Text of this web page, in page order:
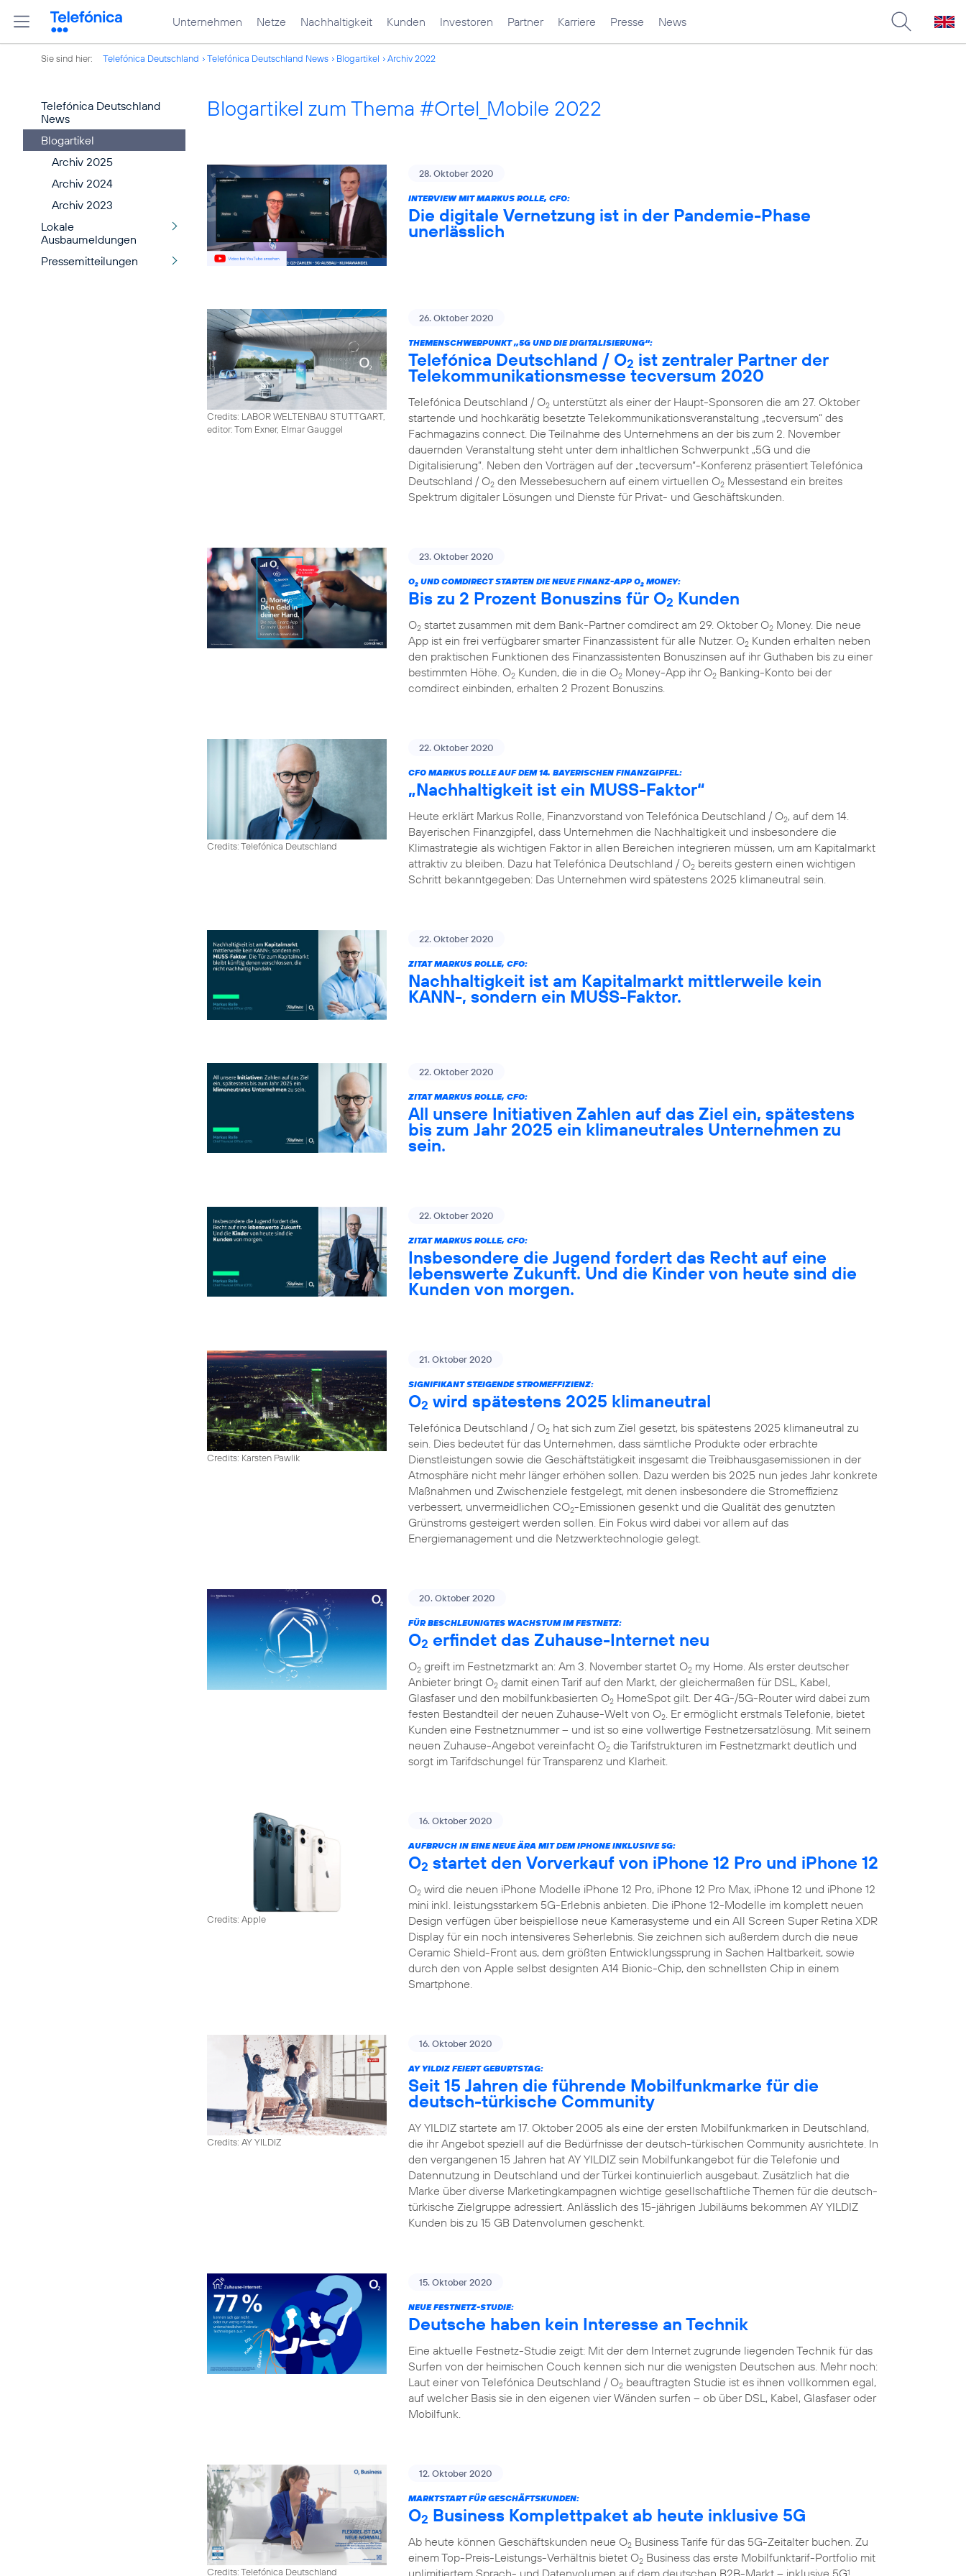
Unternehmen Netze Nachhaltigkeit Kunden Investoren Partner Karriere Presse News
Sie sind hier: Telefónica Deutschland Telefónica Deutschland News Blogartikel Archiv 2022
Telefónica Deutschland
News
Blogartikel
Archiv 2025
Archiv 2024
Archiv 2023
Lokale
Ausbaumeldungen
Pressemitteilungen
Blogartikel zum Thema #Ortel_Mobile 2022
28. Oktober 2020
INTERVIEW MIT MARKUS ROLLE, CFO:
Die digitale Vernetzung ist in der Pandemie-Phase
unerlässlich
Credits: LABOR WELTENBAU STUTTGART,
editor: Tom Exner, Elmar Gauggel
26. Oktober 2020
THEMENSCHWERPUNKT „5G UND DIE DIGITALISIERUNG“:
Telefónica Deutschland / O2 ist zentraler Partner der
Telekommunikationsmesse tecversum 2020
Telefónica Deutschland / O2 unterstützt als einer der Haupt-Sponsoren die am 27. Oktober
startende und hochkarätig besetzte Telekommunikationsveranstaltung „tecversum“ des
Fachmagazins connect. Die Teilnahme des Unternehmens an der bis zum 2. November
dauernden Veranstaltung steht unter dem inhaltlichen Schwerpunkt „5G und die
Digitalisierung“. Neben den Vorträgen auf der „tecversum“-Konferenz präsentiert Telefónica
Deutschland / O2 den Messebesuchern auf einem virtuellen O2 Messestand ein breites
Spektrum digitaler Lösungen und Dienste für Privat- und Geschäftskunden.
23. Oktober 2020
O2 UND COMDIRECT STARTEN DIE NEUE FINANZ-APP O2 MONEY:
Bis zu 2 Prozent Bonuszins für O2 Kunden
O2 startet zusammen mit dem Bank-Partner comdirect am 29. Oktober O2 Money. Die neue
App ist ein frei verfügbarer smarter Finanzassistent für alle Nutzer. O2 Kunden erhalten neben
den praktischen Funktionen des Finanzassistenten Bonuszinsen auf ihr Guthaben bis zu einer
bestimmten Höhe. O2 Kunden, die in die O2 Money-App ihr O2 Banking-Konto bei der
comdirect einbinden, erhalten 2 Prozent Bonuszins.
Credits: Telefónica Deutschland
22. Oktober 2020
CFO MARKUS ROLLE AUF DEM 14. BAYERISCHEN FINANZGIPFEL:
„Nachhaltigkeit ist ein MUSS-Faktor“
Heute erklärt Markus Rolle, Finanzvorstand von Telefónica Deutschland / O2, auf dem 14.
Bayerischen Finanzgipfel, dass Unternehmen die Nachhaltigkeit und insbesondere die
Klimastrategie als wichtigen Faktor in allen Bereichen integrieren müssen, um am Kapitalmarkt
attraktiv zu bleiben. Dazu hat Telefónica Deutschland / O2 bereits gestern einen wichtigen
Schritt bekanntgegeben: Das Unternehmen wird spätestens 2025 klimaneutral sein.
22. Oktober 2020
ZITAT MARKUS ROLLE, CFO:
Nachhaltigkeit ist am Kapitalmarkt mittlerweile kein
KANN-, sondern ein MUSS-Faktor.
22. Oktober 2020
ZITAT MARKUS ROLLE, CFO:
All unsere Initiativen Zahlen auf das Ziel ein, spätestens
bis zum Jahr 2025 ein klimaneutrales Unternehmen zu
sein.
22. Oktober 2020
ZITAT MARKUS ROLLE, CFO:
Insbesondere die Jugend fordert das Recht auf eine
lebenswerte Zukunft. Und die Kinder von heute sind die
Kunden von morgen.
Credits: Karsten Pawlik
21. Oktober 2020
SIGNIFIKANT STEIGENDE STROMEFFIZIENZ:
O2 wird spätestens 2025 klimaneutral
Telefónica Deutschland / O2 hat sich zum Ziel gesetzt, bis spätestens 2025 klimaneutral zu
sein. Dies bedeutet für das Unternehmen, dass sämtliche Produkte oder erbrachte
Dienstleistungen sowie die Geschäftstätigkeit insgesamt die Treibhausgasemissionen in der
Atmosphäre nicht mehr länger erhöhen sollen. Dazu werden bis 2025 nun jedes Jahr konkrete
Maßnahmen und Zwischenziele festgelegt, mit denen insbesondere die Stromeffizienz
verbessert, unvermeidlichen CO2-Emissionen gesenkt und die Qualität des genutzten
Grünstroms gesteigert werden sollen. Ein Fokus wird dabei vor allem auf das
Energiemanagement und die Netzwerktechnologie gelegt.
20. Oktober 2020
FÜR BESCHLEUNIGTES WACHSTUM IM FESTNETZ:
O2 erfindet das Zuhause-Internet neu
O2 greift im Festnetzmarkt an: Am 3. November startet O2 my Home. Als erster deutscher
Anbieter bringt O2 damit einen Tarif auf den Markt, der gleichermaßen für DSL, Kabel,
Glasfaser und den mobilfunkbasierten O2 HomeSpot gilt. Der 4G-/5G-Router wird dabei zum
festen Bestandteil der neuen Zuhause-Welt von O2 . Er ermöglicht erstmals Telefonie, bietet
Kunden eine Festnetznummer – und ist so eine vollwertige Festnetzersatzlösung. Mit seinem
neuen Zuhause-Angebot vereinfacht O2 die Tarifstrukturen im Festnetzmarkt deutlich und
sorgt im Tarifdschungel für Transparenz und Klarheit.
Credits: Apple
16. Oktober 2020
AUFBRUCH IN EINE NEUE ÄRA MIT DEM IPHONE INKLUSIVE 5G:
O2 startet den Vorverkauf von iPhone 12 Pro und iPhone 12
O2 wird die neuen iPhone Modelle iPhone 12 Pro, iPhone 12 Pro Max, iPhone 12 und iPhone 12
mini inkl. leistungsstarkem 5G-Erlebnis anbieten. Die iPhone 12-Modelle im komplett neuen
Design verfügen über beispiellose neue Kamerasysteme und ein All Screen Super Retina XDR
Display für ein noch intensiveres Seherlebnis. Sie zeichnen sich außerdem durch die neue
Ceramic Shield-Front aus, dem größten Entwicklungssprung in Sachen Haltbarkeit, sowie
durch den von Apple selbst designten A14 Bionic-Chip, den schnellsten Chip in einem
Smartphone.
Credits: AY YILDIZ
16. Oktober 2020
AY YILDIZ FEIERT GEBURTSTAG:
Seit 15 Jahren die führende Mobilfunkmarke für die
deutsch-türkische Community
AY YILDIZ startete am 17. Oktober 2005 als eine der ersten Mobilfunkmarken in Deutschland,
die ihr Angebot speziell auf die Bedürfnisse der deutsch-türkischen Community ausrichtete. In
den vergangenen 15 Jahren hat AY YILDIZ sein Mobilfunkangebot für die Telefonie und
Datennutzung in Deutschland und der Türkei kontinuierlich ausgebaut. Zusätzlich hat die
Marke über diverse Marketingkampagnen wichtige gesellschaftliche Themen für die deutsch-
türkische Zielgruppe adressiert. Anlässlich des 15-jährigen Jubiläums bekommen AY YILDIZ
Kunden bis zu 15 GB Datenvolumen geschenkt.
15. Oktober 2020
NEUE FESTNETZ-STUDIE:
Deutsche haben kein Interesse an Technik
Eine aktuelle Festnetz-Studie zeigt: Mit der dem Internet zugrunde liegenden Technik für das
Surfen von der heimischen Couch kennen sich nur die wenigsten Deutschen aus. Mehr noch:
Laut einer von Telefónica Deutschland / O2 beauftragten Studie ist es ihnen vollkommen egal,
auf welcher Basis sie in den eigenen vier Wänden surfen – ob über DSL, Kabel, Glasfaser oder
Mobilfunk.
Credits: Telefónica Deutschland
12. Oktober 2020
MARKTSTART FÜR GESCHÄFTSKUNDEN:
O2 Business Komplettpaket ab heute inklusive 5G
Ab heute können Geschäftskunden neue O2 Business Tarife für das 5G-Zeitalter buchen. Zu
einem Top-Preis-Leistungs-Verhältnis bietet O2 Business das erste Mobilfunktarif-Portfolio mit
unlimitiertem Sprach- und Datenvolumen auf dem deutschen B2B-Markt – inklusive 5G1